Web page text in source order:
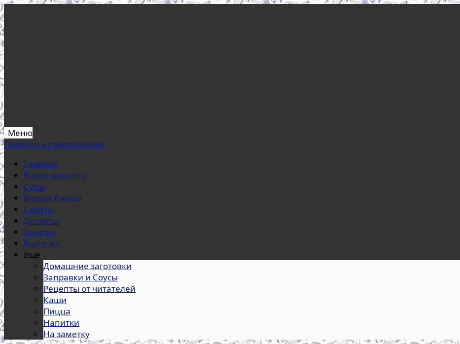
Меню
Перейти к содержимому
Главная
Видео рецепты
Супы
Второе блюдо
Салаты
Десерты
Закуски
Выпечка
Ещё
Домашние заготовки
Заправки и Соусы
Рецепты от читателей
Каши
Пицца
Напитки
На заметку